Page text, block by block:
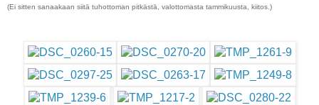
(Ei sitten sanaakaan siitä tuhottoman pitkästä, valottomasta tammikuusta, kiitos.)